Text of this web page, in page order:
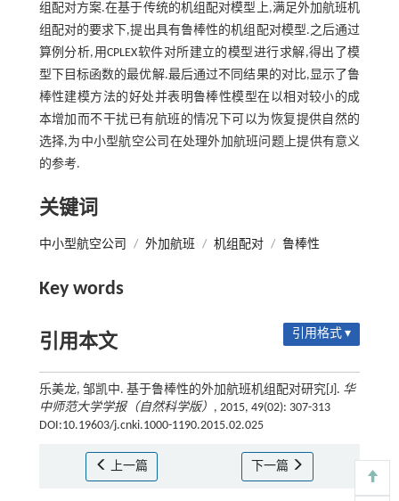
组配对方案.在基于传统的机组配对模型上,满足外加航班机
组配对的要求下,提出具有鲁棒性的机组配对模型.之后通过
算例分析,用CPLEX软件对所建立的模型进行求解,得出了模
型下目标函数的最优解.最后通过不同结果的对比,显示了鲁
棒性建模方法的好处并表明鲁棒性模型在以相对较小的成
本增加而不干扰已有航班的情况下可以为恢复提供自然的
选择,为中小型航空公司在处理外加航班问题上提供有意义
的参考.
关键词
中小型航空公司 / 外加航班 / 机组配对 / 鲁棒性
Key words
引用本文 引用格式 ▾
乐美龙, 邹凯中. 基于鲁棒性的外加航班机组配对研究[J]. 华
中师范大学学报（自然科学版） , 2015, 49(02): 307-313
DOI:10.19603/j.cnki.1000-1190.2015.02.025
上一篇 下一篇